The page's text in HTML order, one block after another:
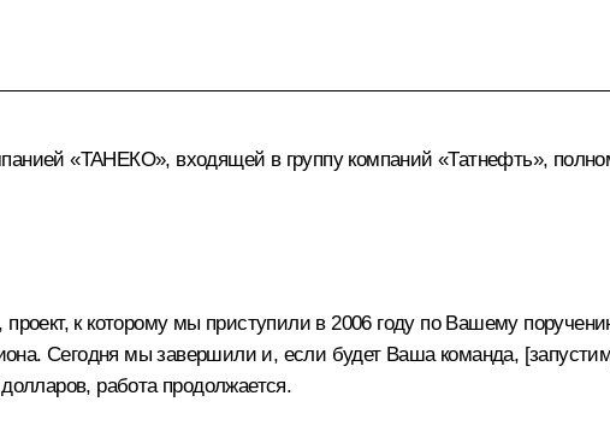
«ТАНЕКО», входящей в группу компаний «Татнефть»,
к которому мы приступили в 2006 году по Вашему
Сегодня мы завершили и, если будет Ваша команда,
работа продолжается.